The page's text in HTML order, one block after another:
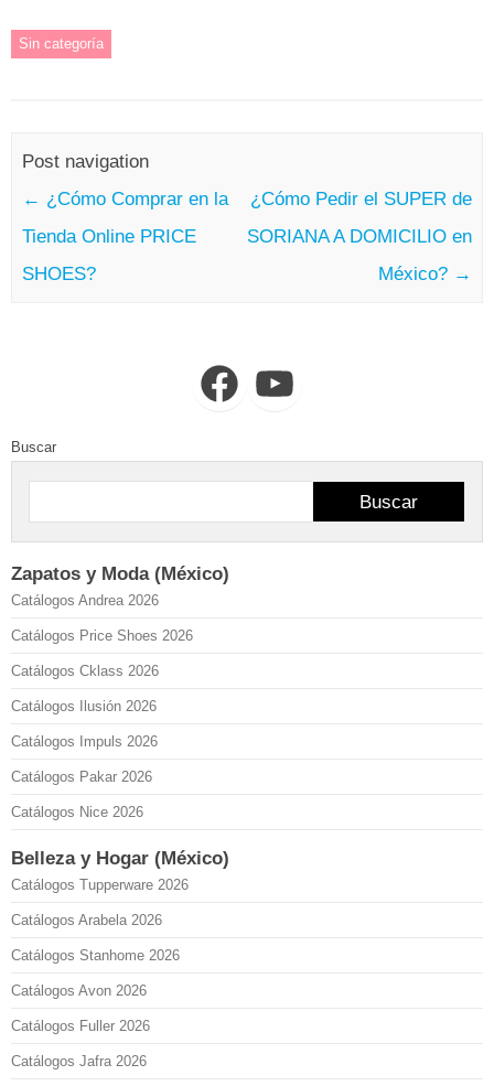
Sin categoría
Post navigation
← ¿Cómo Comprar en la
Tienda Online PRICE
SHOES?
¿Cómo Pedir el SUPER de
SORIANA A DOMICILIO en
México? →
FacebookYouTube
Buscar
Buscar
Zapatos y Moda (México)
Catálogos Andrea 2026
Catálogos Price Shoes 2026
Catálogos Cklass 2026
Catálogos Ilusión 2026
Catálogos Impuls 2026
Catálogos Pakar 2026
Catálogos Nice 2026
Belleza y Hogar (México)
Catálogos Tupperware 2026
Catálogos Arabela 2026
Catálogos Stanhome 2026
Catálogos Avon 2026
Catálogos Fuller 2026
Catálogos Jafra 2026